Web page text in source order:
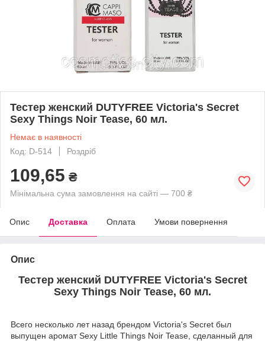
Тестер женский DUTYFREE Victoria's Secret
Sexy Things Noir Tease, 60 мл.
Немає в наявності
Код: D-514
Роздріб
109,65 ₴
Мінімальна сума замовлення на сайті — 700 ₴
Опис Доставка Оплата Умови повернення
Опис
Тестер женский DUTYFREE Victoria's Secret
Sexy Things Noir Tease, 60 мл.
Всего несколько лет назад брендом Victoria's Secret был
выпущен аромат Sexy Little Things Noir Tease, сделанный для